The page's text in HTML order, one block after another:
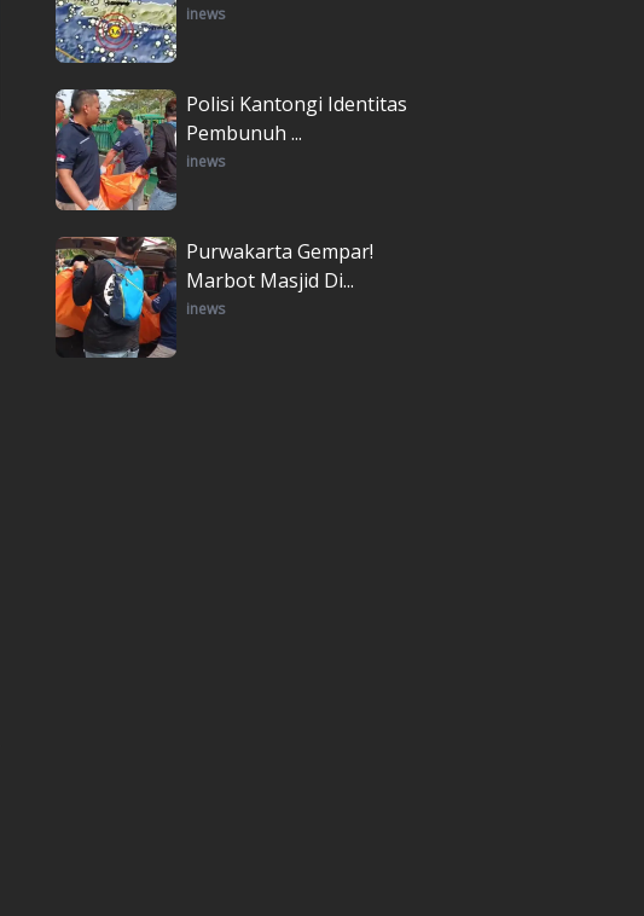
inews
Polisi Kantongi Identitas
Pembunuh ...
inews
Purwakarta Gempar!
Marbot Masjid Di...
inews